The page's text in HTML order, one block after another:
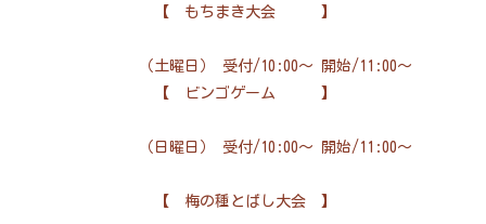
【 もちまき大会 】
（土曜日） 受付/10:00～ 開始/11:00～
【 ビンゴゲーム 】
（日曜日） 受付/10:00～ 開始/11:00～
【 梅の種とばし大会 】